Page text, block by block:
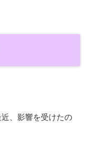
、影響を受けたの